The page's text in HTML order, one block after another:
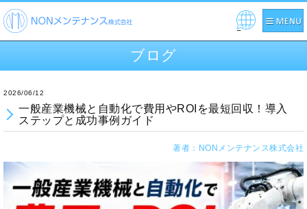
Pow
ブログ
2026/06/12
一般産業機械と自動化で費用やROIを最短回収！導入
ステップと成功事例ガイド
著者：NONメンテナンス株式会社